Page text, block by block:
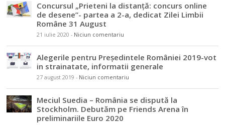
Concursul „Prieteni la distanță: concurs online
de desene”- partea a 2-a, dedicat Zilei Limbii
Române 31 August
21 iulie 2020 - Niciun comentariu
Alegerile pentru Președintele României 2019-vot
in strainatate, informatii generale
27 august 2019 - Niciun comentariu
Meciul Suedia – România se dispută la
Stockholm. Debutăm pe Friends Arena în
preliminariile Euro 2020